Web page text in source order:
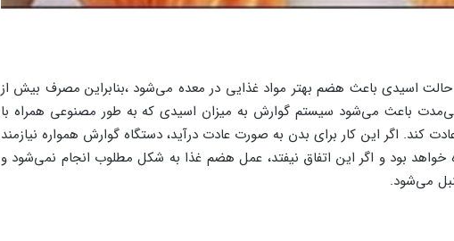
حالت اسیدی باعث هضم بهتر مواد غذایی در معده می‌شود ،بنابراین مصرف بیش از
باعث می‌شود سیستم گوارش به میزان اسیدی که به طور مصنوعی همراه با
کند. اگر این کار برای بدن به صورت عادت درآید، دستگاه گوارش همواره نیازمند
خواهد بود و اگر این اتفاق نیفتد، عمل هضم غذا به شکل مطلوب انجام نمی‌شود و
می‌شود.